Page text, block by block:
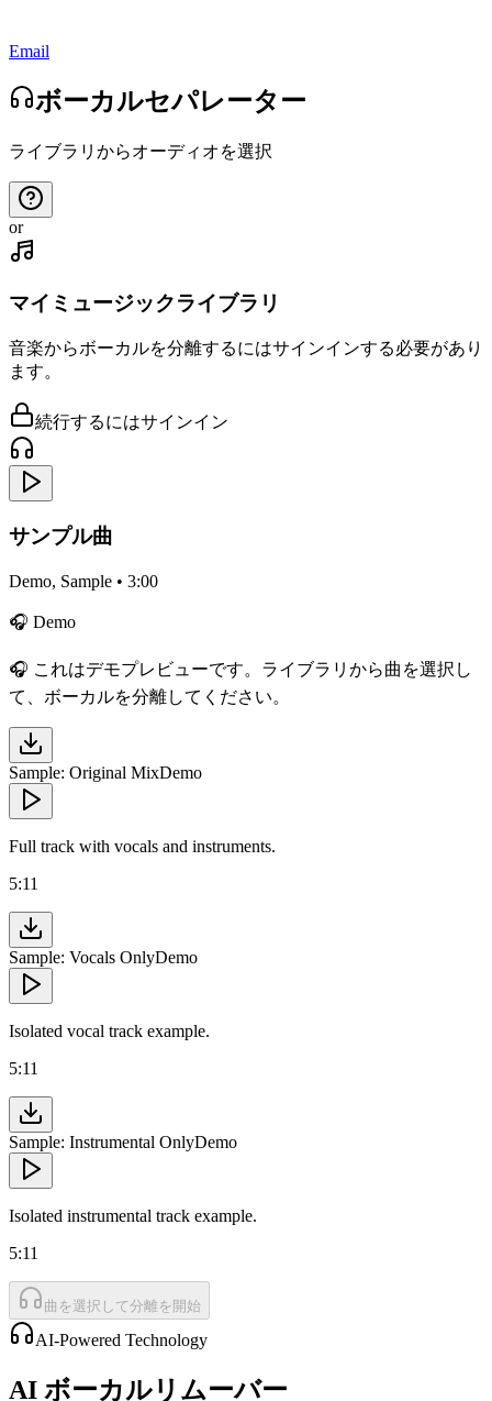
Email
ボーカルセパレーター
ライブラリからオーディオを選択
or
マイミュージックライブラリ
音楽からボーカルを分離するにはサインインする必要があり
ます。
続行するにはサインイン
サンプル曲
Demo, Sample • 3:00
🎧 Demo
🎧 これはデモプレビューです。ライブラリから曲を選択し
て、ボーカルを分離してください。
Sample: Original MixDemo
Full track with vocals and instruments.
5:11
Sample: Vocals OnlyDemo
Isolated vocal track example.
5:11
Sample: Instrumental OnlyDemo
Isolated instrumental track example.
5:11
曲を選択して分離を開始
AI-Powered Technology
AI ボーカルリムーバー